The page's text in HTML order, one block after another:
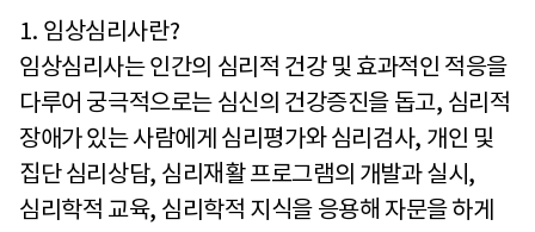
1. 임상심리사란?
임상심리사는 인간의 심리적 건강 및 효과적인 적응을
다루어 궁극적으로는 심신의 건강증진을 돕고, 심리적
장애가 있는 사람에게 심리평가와 심리검사, 개인 및
집단 심리상담, 심리재활 프로그램의 개발과 실시 ,
심리학적 교육, 심리학적 지식을 응용해 자문을 하게